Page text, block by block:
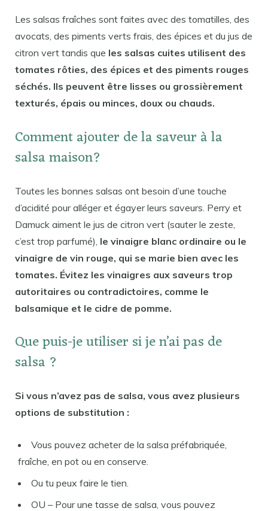
Les salsas fraîches sont faites avec des tomatilles, des
avocats, des piments verts frais, des épices et du jus de
citron vert tandis que les salsas cuites utilisent des
tomates rôties, des épices et des piments rouges
séchés. Ils peuvent être lisses ou grossièrement
texturés, épais ou minces, doux ou chauds.
Comment ajouter de la saveur à la
salsa maison?
Toutes les bonnes salsas ont besoin d’une touche
d’acidité pour alléger et égayer leurs saveurs. Perry et
Damuck aiment le jus de citron vert (sauter le zeste,
c’est trop parfumé), le vinaigre blanc ordinaire ou le
vinaigre de vin rouge, qui se marie bien avec les
tomates. Évitez les vinaigres aux saveurs trop
autoritaires ou contradictoires, comme le
balsamique et le cidre de pomme.
Que puis-je utiliser si je n’ai pas de
salsa ?
Si vous n’avez pas de salsa, vous avez plusieurs
options de substitution :
Vous pouvez acheter de la salsa préfabriquée,
fraîche, en pot ou en conserve.
Ou tu peux faire le tien.
OU – Pour une tasse de salsa, vous pouvez